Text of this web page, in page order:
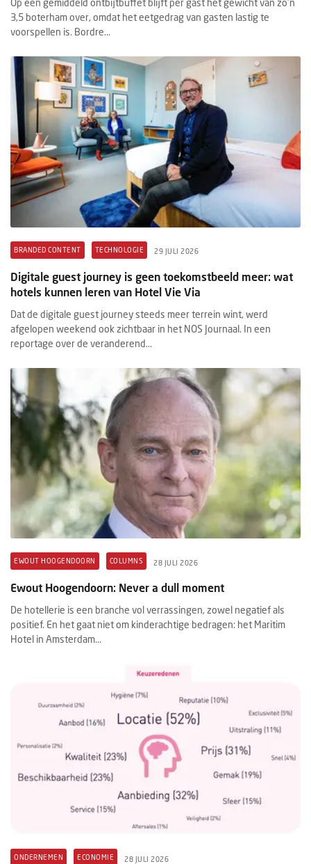
3,5 boterham over, omdat het eetgedrag van gasten lastig te
voorspellen is. Bordre...
BRANDED CONTENT TECHNOLOGIE 29 JULI 2026
Digitale guest journey is geen toekomstbeeld meer: wat
hotels kunnen leren van Hotel Vie Via
Dat de digitale guest journey steeds meer terrein wint, werd
afgelopen weekend ook zichtbaar in het NOS Journaal. In een
reportage over de veranderend...
EWOUT HOOGENDOORN COLUMNS 28 JULI 2026
Ewout Hoogendoorn: Never a dull moment
De hotellerie is een branche vol verrassingen, zowel negatief als
positief. En het gaat niet om kinderachtige bedragen: het Maritim
Hotel in Amsterdam...
ONDERNEMEN ECONOMIE 28 JULI 2026